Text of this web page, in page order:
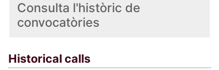
Consulta l'històric de
convocatòries
Historical calls